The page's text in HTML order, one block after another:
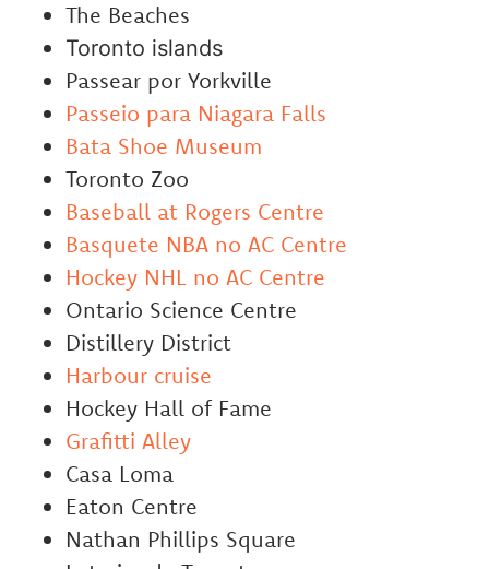
The Beaches
Toronto islands
Passear por Yorkville
Passeio para Niagara Falls
Bata Shoe Museum
Toronto Zoo
Baseball at Rogers Centre
Basquete NBA no AC Centre
Hockey NHL no AC Centre
Ontario Science Centre
Distillery District
Harbour cruise
Hockey Hall of Fame
Grafitti Alley
Casa Loma
Eaton Centre
Nathan Phillips Square